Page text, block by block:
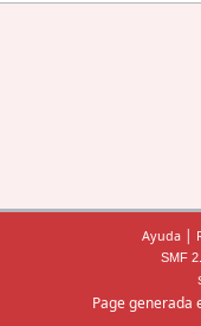
Ayuda |
SMF
Page generada